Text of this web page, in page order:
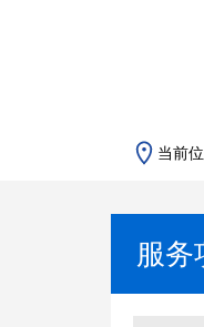
当前位
服务